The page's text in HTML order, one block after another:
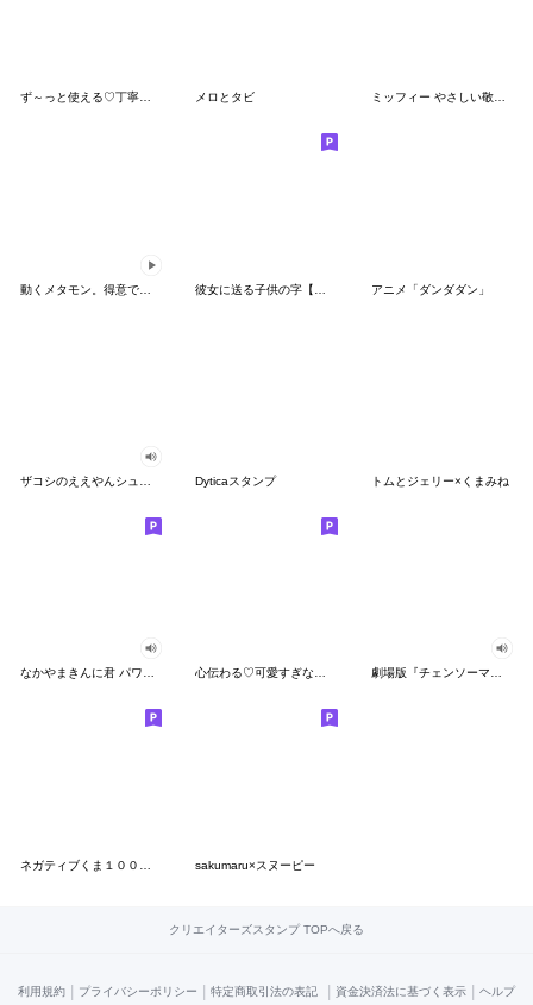
ず～っと使える♡丁寧な敬語お辞儀スタンプ メロとタビ ミッフィー やさしい敬語スタンプ
アニメ「ダンダダン」
Dyticaスタンプ トムとジェリー×くまみね
なかやまきんに君 パワー!!スタンプ 心伝わる♡可愛すぎない大人の長文スタンプ 劇場版『チェンソーマン レゼ篇』
sakumaru×スヌーピー
クリエイターズスタンプ TOPへ戻る
利用規約 | プライバシーポリシー | 特定商取引法の表記 | 資金決済法に基づく表示 | ヘルプ